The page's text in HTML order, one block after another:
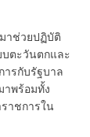
าช่วยปฏิบัติ
บตะวันตกและ
ารกับรัฐบาล
าพร้อมทั้ง
าชการใน